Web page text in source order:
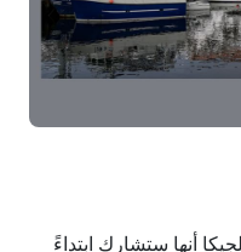
بلجيكا أنها ستشارك ابتداءً